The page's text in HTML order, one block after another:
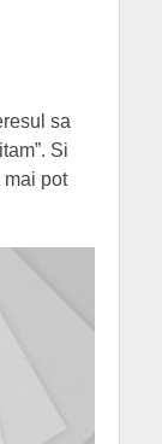
sa
Si
pot